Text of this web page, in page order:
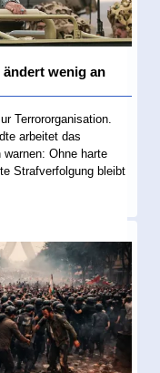
wenig an
Terrororganisation.
arbeitet das
Ohne harte
Strafverfolgung bleibt